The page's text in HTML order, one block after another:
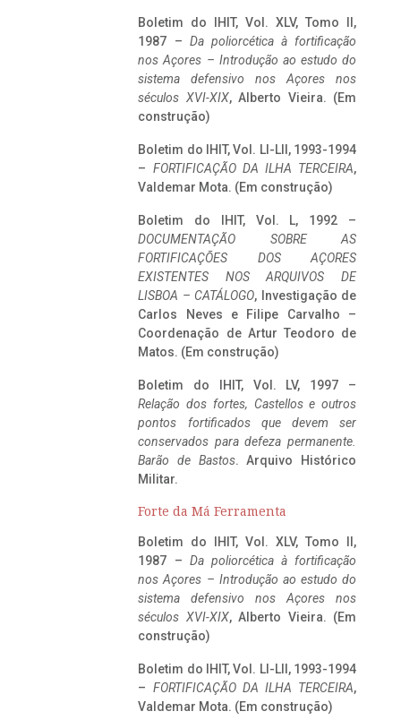
Boletim do IHIT, Vol. XLV, Tomo II,
1987 – Da poliorcética à fortificação
nos Açores – Introdução ao estudo do
sistema defensivo nos Açores nos
séculos XVI-XIX, Alberto Vieira. (Em
construção)
Boletim do IHIT, Vol. LI-LII, 1993-1994
– FORTIFICAÇÃO DA ILHA TERCEIRA,
Valdemar Mota. (Em construção)
Boletim do IHIT, Vol. L, 1992 –
DOCUMENTAÇÃO SOBRE AS
FORTIFICAÇÕES DOS AÇORES
EXISTENTES NOS ARQUIVOS DE
LISBOA – CATÁLOGO, Investigação de
Carlos Neves e Filipe Carvalho –
Coordenação de Artur Teodoro de
Matos. (Em construção)
Boletim do IHIT, Vol. LV, 1997 –
Relação dos fortes, Castellos e outros
pontos fortificados que devem ser
conservados para defeza permanente.
Barão de Bastos. Arquivo Histórico
Militar.
Forte da Má Ferramenta
Boletim do IHIT, Vol. XLV, Tomo II,
1987 – Da poliorcética à fortificação
nos Açores – Introdução ao estudo do
sistema defensivo nos Açores nos
séculos XVI-XIX, Alberto Vieira. (Em
construção)
Boletim do IHIT, Vol. LI-LII, 1993-1994
– FORTIFICAÇÃO DA ILHA TERCEIRA,
Valdemar Mota. (Em construção)